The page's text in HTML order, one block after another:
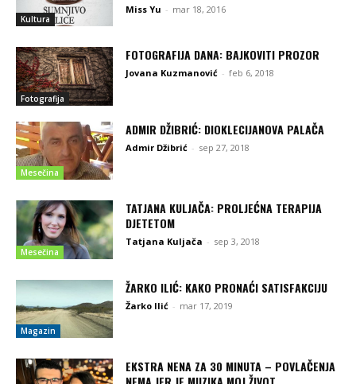
Kultura
Miss Yu - mar 18, 2016
Fotografija
FOTOGRAFIJA DANA: BAJKOVITI PROZOR
Jovana Kuzmanović - feb 6, 2018
Mesečina
ADMIR DŽIBRIĆ: DIOKLECIJANOVA PALAČA
Admir Džibrić - sep 27, 2018
Mesečina
TATJANA KULJAČA: PROLJEĆNA TERAPIJA
DJETETOM
Tatjana Kuljača - sep 3, 2018
Magazin
ŽARKO ILIĆ: KAKO PRONAĆI SATISFAKCIJU
Žarko Ilić - mar 17, 2019
EKSTRA NENA ZA 30 MINUTA – POVLAČENJA